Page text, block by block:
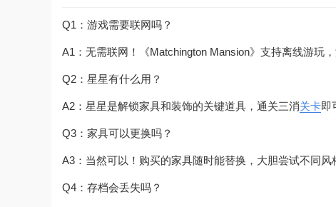
Q1：游戏需要联网吗？
A1：无需联网！《Matchington Mansion》支持离线游玩，
Q2：星星有什么用？
A2：星星是解锁家具和装饰的关键道具，通关三消关卡即
Q3：家具可以更换吗？
A3：当然可以！购买的家具随时能替换，大胆尝试不同风
Q4：存档会丢失吗？